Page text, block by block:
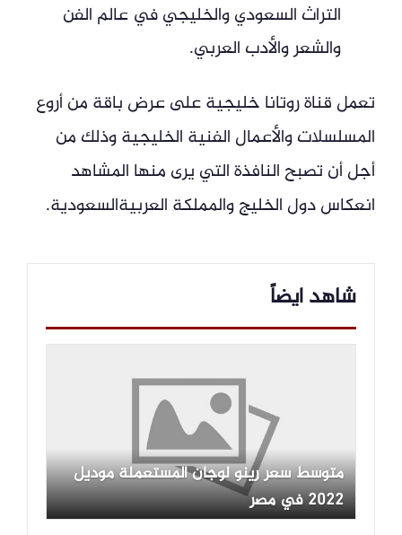
التراث السعودي والخليجي في عالم الفن
والشعر والأدب العربي.
تعمل قناة روتانا خليجية على عرض باقة من أروع
المسلسلات والأعمال الفنية الخليجية وذلك من
أجل أن تصبح النافذة التي يرى منها المشاهد
انعكاس دول الخليج والمملكة العربيةالسعودية.
شاهد ايضاً
متوسط سعر رينو لوجان المستعملة موديل
2022 في مصر